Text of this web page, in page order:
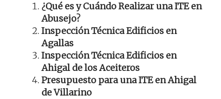
¿Qué es y Cuándo Realizar una ITE en
Abusejo?
Inspección Técnica Edificios en
Agallas
Inspección Técnica Edificios en
Ahigal de los Aceiteros
Presupuesto para una ITE en Ahigal
de Villarino